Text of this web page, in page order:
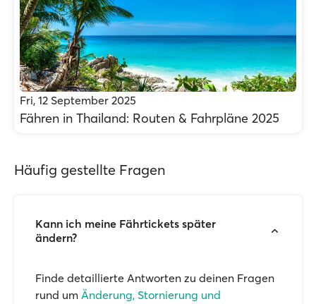
Fri, 12 September 2025
Fähren in Thailand: Routen & Fahrpläne 2025
Häufig gestellte Fragen
Kann ich meine Fährtickets später
ändern?
Finde detaillierte Antworten zu deinen Fragen
rund um Änderung, Stornierung und